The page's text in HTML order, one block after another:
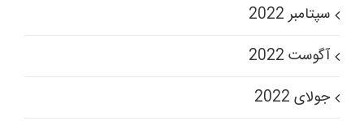
سپتامبر 2022
آگوست 2022
جولای 2022